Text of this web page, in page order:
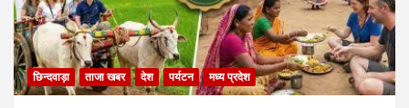
छिन्दवाड़ा ताजा खबर देश पर्यटन मध्य प्रदेश